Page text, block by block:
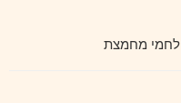
לחמי מחמצת